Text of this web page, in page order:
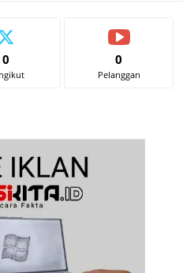
0 0
Pelanggan